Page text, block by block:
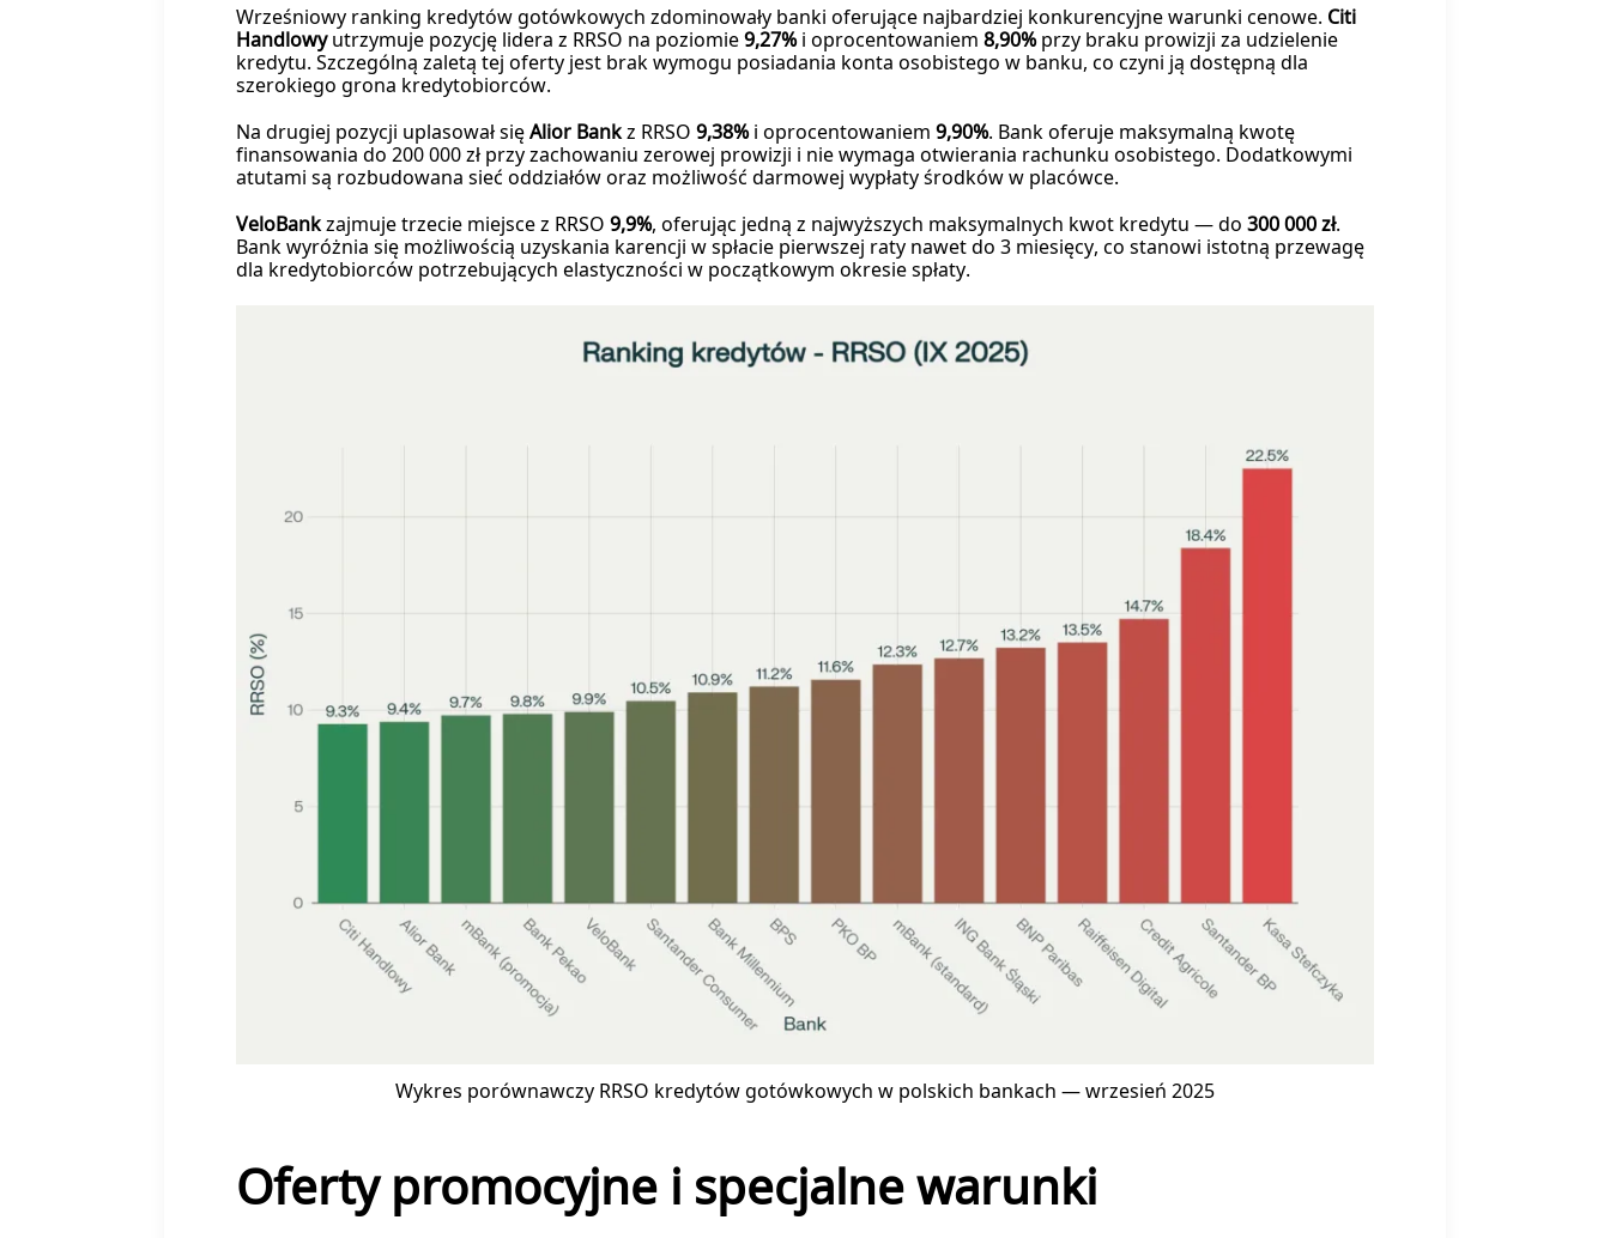
Wrześniowy ranking kredytów gotówkowych zdominowały banki oferujące najbardziej konkurencyjne warunki cenowe. Citi
Handlowyutrzymuje pozycję lidera z RRSO na poziomie9,27%i oprocentowaniem 8,90%przy braku prowizji za udzielenie
kredytu. Szczególną zaletą tej oferty jest brak wymogu posiadania konta osobistego w banku, co czyni ją dostępną dla
szerokiego grona kredytobiorców.
Na drugiej pozycji uplasował sięAlior Bankz RRSO 9,38%i oprocentowaniem 9,90%. Bank oferuje maksymalną kwotę
finansowania do 200 000 zł przy zachowaniu zerowej prowizji i nie wymaga otwierania rachunku osobistego. Dodatkowymi
atutami są rozbudowana sieć oddziałów oraz możliwość darmowej wypłaty środków w placówce.
VeloBankzajmuje trzecie miejsce z RRSO 9,9%, oferując jedną z najwyższych maksymalnych kwot kredytu — do 300 000 zł.
Bank wyróżnia się możliwością uzyskania karencji w spłacie pierwszej raty nawet do 3 miesięcy, co stanowi istotną przewagę
dla kredytobiorców potrzebujących elastyczności w początkowym okresie spłaty.
Wykres porównawczy RRSO kredytów gotówkowych w polskich bankach — wrzesień 2025
Oferty promocyjne i specjalne warunki